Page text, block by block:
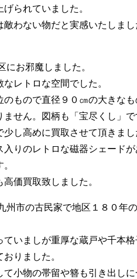
られていました。
わない物だと実感いたしまし
お邪魔しました。
レトロな空間でした。
もので直径９０㎝の大きなも
せん。図柄も「宝尽くし」
し高めに買取させて頂きまし
りのレトロな磁器シェードが
価買取致しました。
市の古民家で地区１８０年の
いましが重厚な蔵戸や千本
りました。
小物の帯留や簪も引き出し